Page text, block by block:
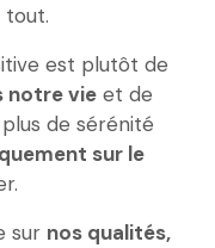
tout.
est plutôt de
notre vie et de
plus de sérénité
sur le
sur nos qualités,